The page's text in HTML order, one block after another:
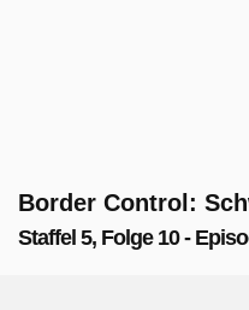
Border Control:
Staffel 5, Folge 10 -